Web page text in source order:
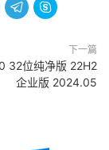
 
下一篇
32位纯净版 22H2
企业版 2024.05